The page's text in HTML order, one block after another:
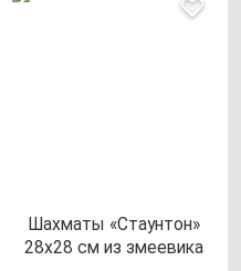
Шах­ма­ты «Ста­ун­тон»
28х28 см из зме­еви­ка